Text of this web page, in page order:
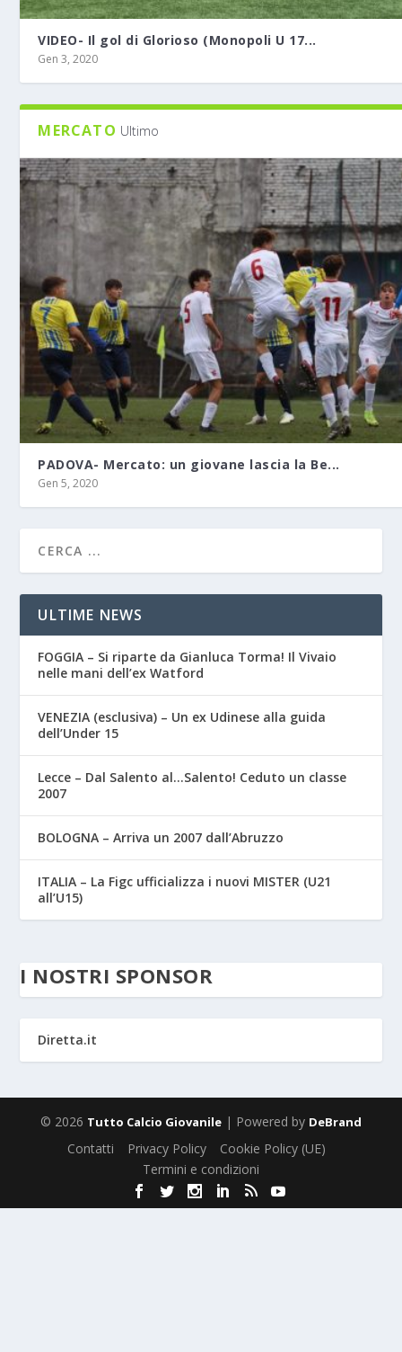
VIDEO- Il gol di Glorioso (Monopoli U 17...
Gen 3, 2020
MERCATO Ultimo
PADOVA- Mercato: un giovane lascia la Be...
Gen 5, 2020
ULTIME NEWS
FOGGIA – Si riparte da Gianluca Torma! Il Vivaio
nelle mani dell’ex Watford
VENEZIA (esclusiva) – Un ex Udinese alla guida
dell’Under 15
Lecce – Dal Salento al…Salento! Ceduto un classe
2007
BOLOGNA – Arriva un 2007 dall’Abruzzo
ITALIA – La Figc ufficializza i nuovi MISTER (U21
all’U15)
I NOSTRI SPONSOR
Diretta.it
© 2026 Tutto Calcio Giovanile | Powered by DeBrand
Contatti Privacy Policy
Cookie Policy (UE)
Termini e condizioni